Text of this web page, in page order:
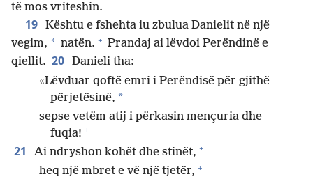
të mos vriteshin.
19 Kështu e fshehta iu zbulua Danielit në një
vegim, * natën. + Prandaj ai lëvdoi Perëndinë e
qiellit. 20 Danieli tha:
«Lëvduar qoftë emri i Perëndisë për gjithë
përjetësinë, *
sepse vetëm atij i përkasin mençuria dhe
fuqia! +
21 Ai ndryshon kohët dhe stinët, +
heq një mbret e vë një tjetër, +